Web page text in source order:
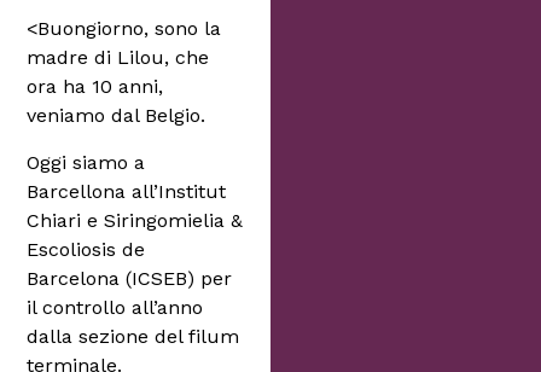
<Buongiorno, sono la
madre di Lilou, che
ora ha 10 anni,
veniamo dal Belgio.
Oggi siamo a
Barcellona all’Institut
Chiari e Siringomielia &
Escoliosis de
Barcelona (ICSEB) per
il controllo all’anno
dalla sezione del filum
terminale.